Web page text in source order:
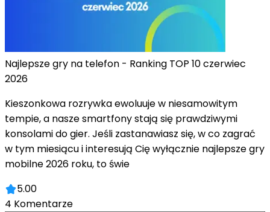
Najlepsze gry na telefon - Ranking TOP 10 czerwiec
2026
Kieszonkowa rozrywka ewoluuje w niesamowitym
tempie, a nasze smartfony stają się prawdziwymi
konsolami do gier. Jeśli zastanawiasz się, w co zagrać
w tym miesiącu i interesują Cię wyłącznie najlepsze gry
mobilne 2026 roku, to świe
5.00
4 Komentarze